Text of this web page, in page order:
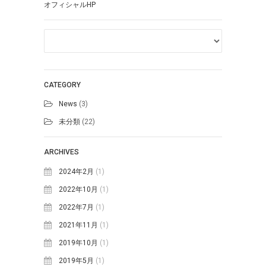
オフィシャルHP
CATEGORY
News (3)
未分類 (22)
ARCHIVES
2024年2月 (1)
2022年10月 (1)
2022年7月 (1)
2021年11月 (1)
2019年10月 (1)
2019年5月 (1)